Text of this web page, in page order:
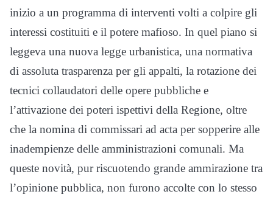
inizio a un programma di interventi volti a colpire gli
interessi costituiti e il potere mafioso. In quel piano si
leggeva una nuova legge urbanistica, una normativa
di assoluta trasparenza per gli appalti, la rotazione dei
tecnici collaudatori delle opere pubbliche e
l’attivazione dei poteri ispettivi della Regione, oltre
che la nomina di commissari ad acta per sopperire alle
inadempienze delle amministrazioni comunali. Ma
queste novità, pur riscuotendo grande ammirazione tra
l’opinione pubblica, non furono accolte con lo stesso